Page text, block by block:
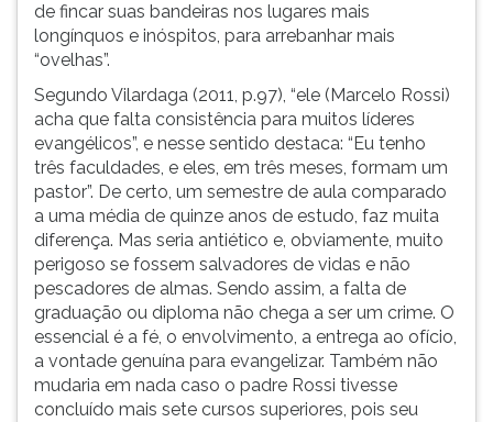
de fincar suas bandeiras nos lugares mais
longínquos e inóspitos, para arrebanhar mais
“ovelhas”.
Segundo Vilardaga (2011, p.97), “ele (Marcelo Rossi)
acha que falta consistência para muitos líderes
evangélicos”, e nesse sentido destaca: “Eu tenho
três faculdades, e eles, em três meses, formam um
pastor”. De certo, um semestre de aula comparado
a uma média de quinze anos de estudo, faz muita
diferença. Mas seria antiético e, obviamente, muito
perigoso se fossem salvadores de vidas e não
pescadores de almas. Sendo assim, a falta de
graduação ou diploma não chega a ser um crime. O
essencial é a fé, o envolvimento, a entrega ao ofício,
a vontade genuína para evangelizar. Também não
mudaria em nada caso o padre Rossi tivesse
concluído mais sete cursos superiores, pois seu